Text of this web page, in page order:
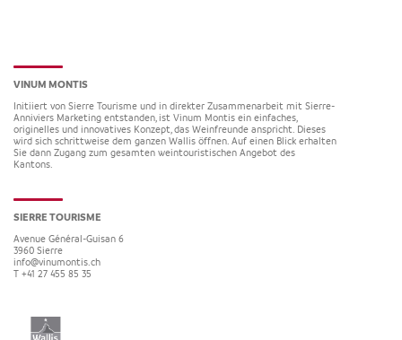
VINUM MONTIS
Initiiert von Sierre Tourisme und in direkter Zusammenarbeit mit Sierre-
Anniviers Marketing entstanden, ist Vinum Montis ein einfaches,
originelles und innovatives Konzept, das Weinfreunde anspricht. Dieses
wird sich schrittweise dem ganzen Wallis öffnen. Auf einen Blick erhalten
Sie dann Zugang zum gesamten weintouristischen Angebot des
Kantons.
SIERRE TOURISME
Avenue Général-Guisan 6
3960 Sierre
info@vinumontis.ch
T +41 27 455 85 35